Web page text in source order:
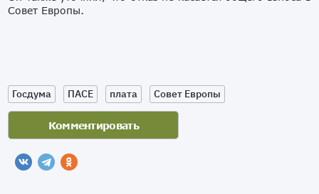
Совет Европы.
Госдума ПАСЕ плата Совет Европы